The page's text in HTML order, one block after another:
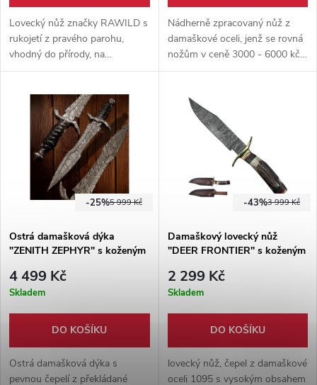
Lovecký nůž značky RAWILD s
rukojetí z pravého parohu,
vhodný do přírody, na
kempování a pro každodenní
damaškové oceli, na povrchu
imitace kování. Pouzdro z
imitace kůže jako součástí
balení - možné připevnit na
opasek.
Nádherně zpracovaný nůž z
damaškové oceli, jenž se rovná
nožům v ceně 3000 - 6000 kč.
Součástí produktu je pevná
5 999 Kč
-25%
Ostrá damašková dýka
"ZENITH ZEPHYR" s koženým
4 499 Kč
Skladem
DO KOŠÍKU
Ostrá damašková dýka s
pevnou čepelí z překládané
3 999 Kč
-43%
Damaškový lovecký nůž
"DEER FRONTIER" s koženým
2 299 Kč
Skladem
DO KOŠÍKU
lovecký nůž, čepel z damaškové
oceli 1095 s vysokým obsahem